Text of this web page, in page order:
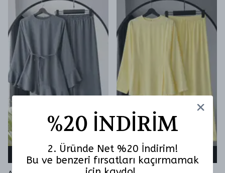
%20 İNDİRİM
2. Üründe Net %20 İndirim!
Bu ve benzeri fırsatları kaçırmamak